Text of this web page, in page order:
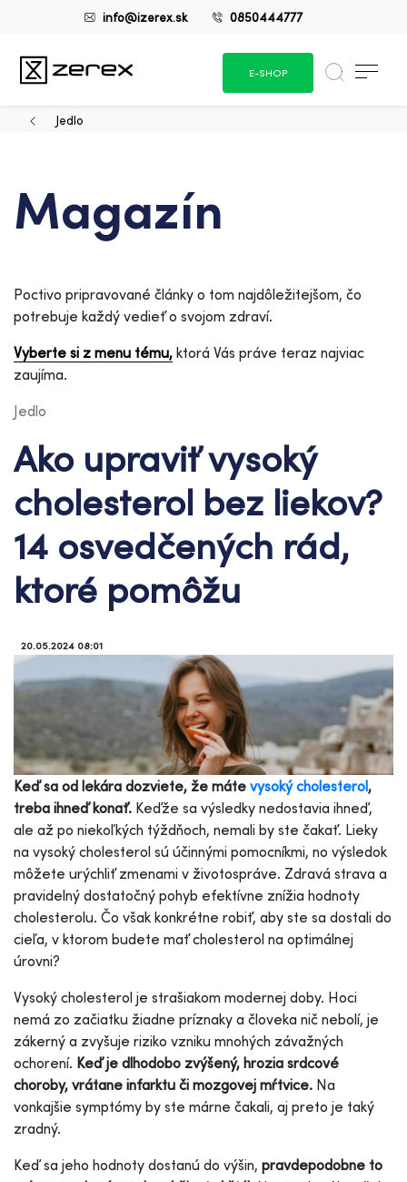
info@izerex.sk 0850444777
E-SHOP
Jedlo
Magazín
Poctivo pripravované články o tom najdôležitejšom, čo
potrebuje každý vedieť o svojom zdraví.
Vyberte si z menu tému, ktorá Vás práve teraz najviac
zaujíma.
Jedlo
Ako upraviť vysoký
cholesterol bez liekov?
14 osvedčených rád,
ktoré pomôžu
20.05.2024 08:01
Keď sa od lekára dozviete, že máte vysoký cholesterol,
treba ihneď konať. Keďže sa výsledky nedostavia ihneď,
ale až po niekoľkých týždňoch, nemali by ste čakať. Lieky
na vysoký cholesterol sú účinnými pomocníkmi, no výsledok
môžete urýchliť zmenami v životospráve. Zdravá strava a
pravidelný dostatočný pohyb efektívne znížia hodnoty
cholesterolu. Čo však konkrétne robiť, aby ste sa dostali do
cieľa, v ktorom budete mať cholesterol na optimálnej
úrovni?
Vysoký cholesterol je strašiakom modernej doby. Hoci
nemá zo začiatku žiadne príznaky a človeka nič nebolí, je
zákerný a zvyšuje riziko vzniku mnohých závažných
ochorení. Keď je dlhodobo zvýšený, hrozia srdcové
choroby, vrátane infarktu či mozgovej mŕtvice. Na
vonkajšie symptómy by ste márne čakali, aj preto je taký
zradný.
Keď sa jeho hodnoty dostanú do výšin, pravdepodobne to